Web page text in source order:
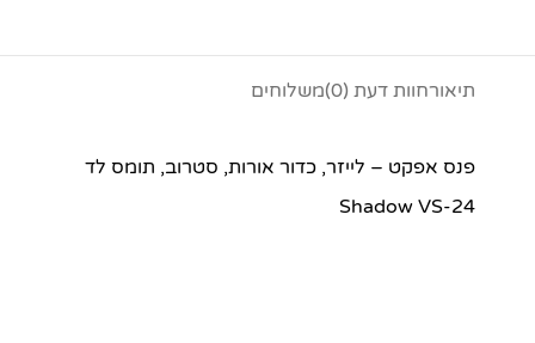
תיאורחוות דעת (0) משלוחים
פנס אפקט – לייזר, כדור אורות, סטרוב, תומס לד
Shadow VS-24